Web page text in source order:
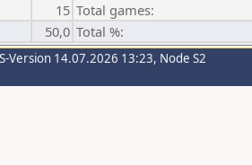
15 Total games:
50,0 Total %:
Version 14.07.2026 13:23, Node S2